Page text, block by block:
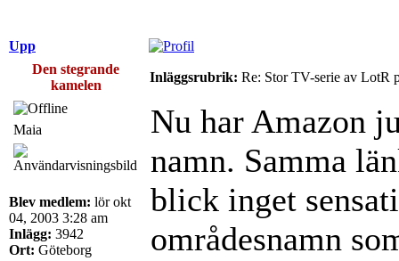
Upp
Den stegrande
kamelen
Inläggsrubrik: Re: Stor TV-serie av LotR
Maia
Blev medlem: lör okt
04, 2003 3:28 am
Inlägg: 3942
Ort: Göteborg
Nu har Amazon
namn. Samma
blick inget
områdesnamn